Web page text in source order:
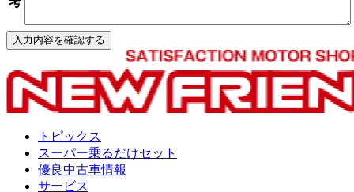
トピックス
スーパー乗るだけセット
優良中古車情報
サービス